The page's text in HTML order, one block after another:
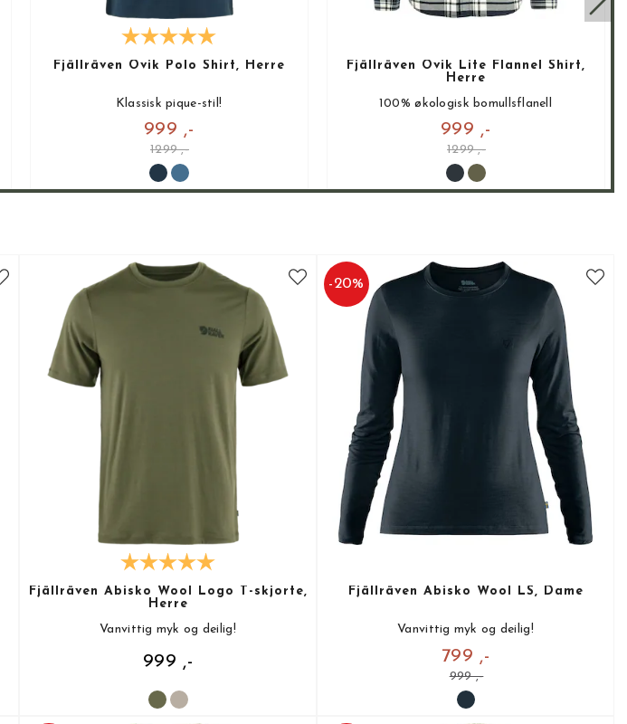
Fjällräven Övik Polo Shirt, Herre
Klassisk pique-stil!
999 ,-
1299 ,-
Fjällräven Övik Lite Flannel Shirt,
Herre
100% økologisk bomullsflanell
999 ,-
1299 ,-
Fjällräven Abisko Wool Logo T-skjorte,
Herre
Vanvittig myk og deilig!
999 ,-
-20%
Fjällräven Abisko Wool LS, Dame
Vanvittig myk og deilig!
799 ,-
999 ,-